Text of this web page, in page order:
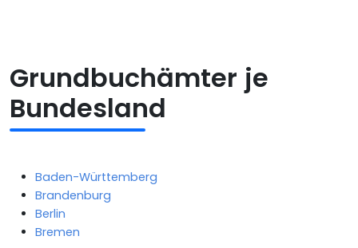
Grundbuchämter je
Bundesland
Baden-Württemberg
Brandenburg
Berlin
Bremen